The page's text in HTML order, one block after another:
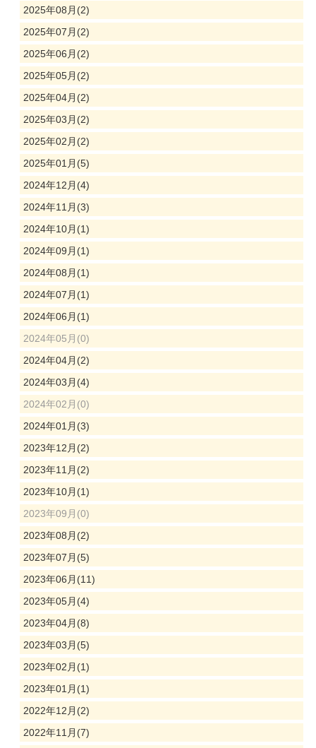
2025年08月(2)
2025年07月(2)
2025年06月(2)
2025年05月(2)
2025年04月(2)
2025年03月(2)
2025年02月(2)
2025年01月(5)
2024年12月(4)
2024年11月(3)
2024年10月(1)
2024年09月(1)
2024年08月(1)
2024年07月(1)
2024年06月(1)
2024年05月(0)
2024年04月(2)
2024年03月(4)
2024年02月(0)
2024年01月(3)
2023年12月(2)
2023年11月(2)
2023年10月(1)
2023年09月(0)
2023年08月(2)
2023年07月(5)
2023年06月(11)
2023年05月(4)
2023年04月(8)
2023年03月(5)
2023年02月(1)
2023年01月(1)
2022年12月(2)
2022年11月(7)